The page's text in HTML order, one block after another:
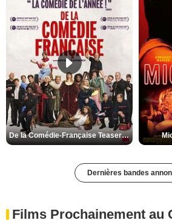
De la Comédie-Française Teaser (3) VF
Dernières bandes
Films Prochainement au